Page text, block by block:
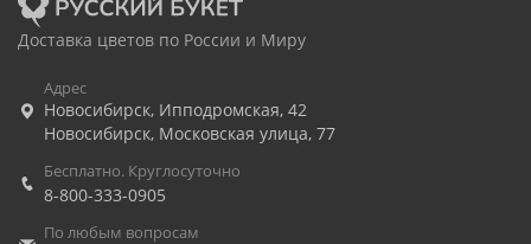
Доставка цветов по России и Миру
Адрес
Новосибирск, Ипподромская, 42
Новосибирск, Московская улица, 77
Бесплатно. Круглосуточно
8-800-333-0905
По любым вопросам